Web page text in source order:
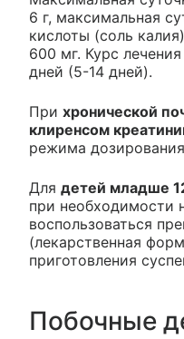
6 г, максимальная
кислоты (соль
600 мг. Курс
дней (5-14 дней).
При хронической
клиренсом
режима
Для детей младше
при необходимости
воспользоваться
(лекарственная
приготовления
Побочные